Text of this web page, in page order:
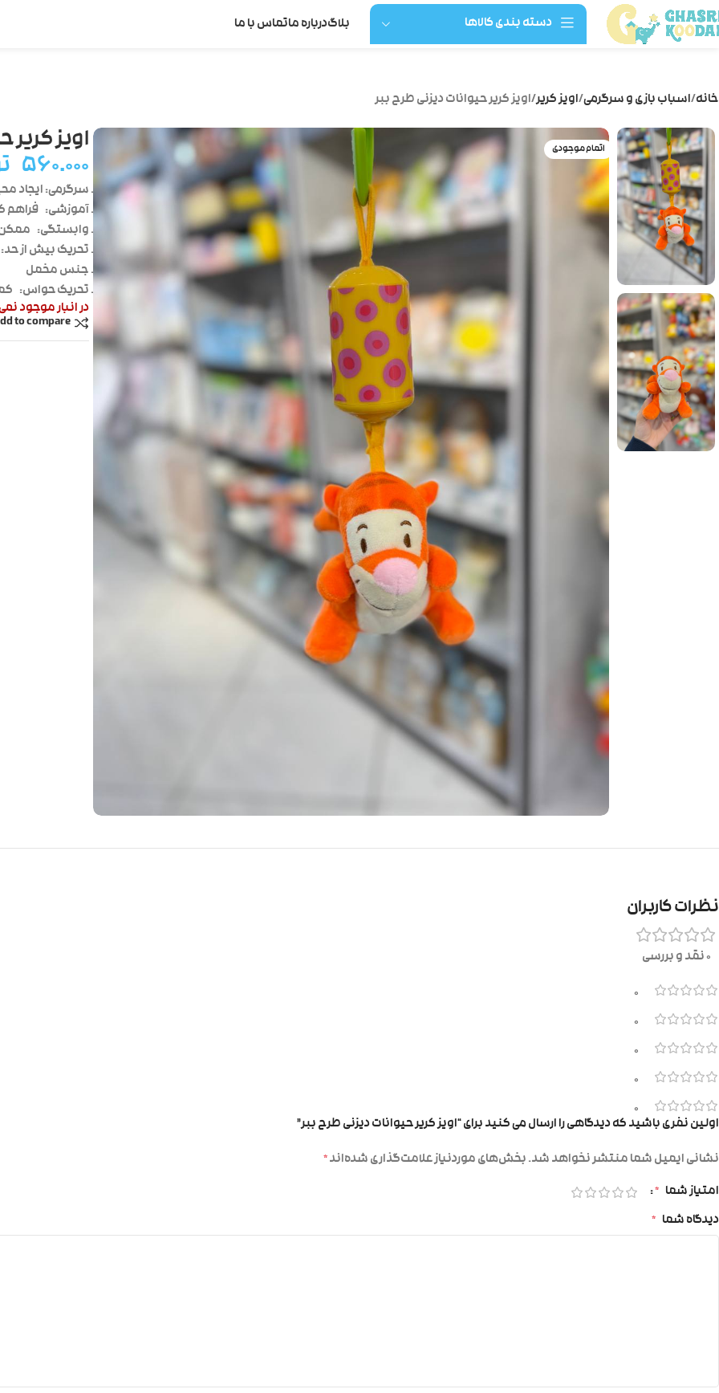
دسته بندی کالاها بلاگدرباره ماتماس با ما
خانه اسباب بازی و سرگرمی اویز کریر اویز کریر حیوانات دیزنی طرح ببر
اتمام موجودی
اویز کریر
۵۶۰.۰۰۰
سرگرمی:ایجاد
آموزشی: فراهم
وابستگی:
تحریک بیش از حد:
جنس مخمل
تحریک حواس:
در انبار موجود
to compare
نظرات کاربران
0 نقد و بررسی
0
0
0
0
0
اولین نفری باشید که دیدگاهی را ارسال می کنید برای “اویز کریر حیوانات دیزنی طرح ببر”
نشانی ایمیل شما منتشر نخواهد شد.بخش‌های موردنیاز علامت‌گذاری شده‌اند*
امتیاز شما *
دیدگاه شما *